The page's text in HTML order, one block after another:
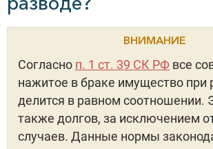
ВНИМАНИЕ
Согласно п. 1 ст. 39 СК РФ все
нажитое в браке имущество при
делится в равном соотношении.
также долгов, за исключением
случаев. Данные нормы